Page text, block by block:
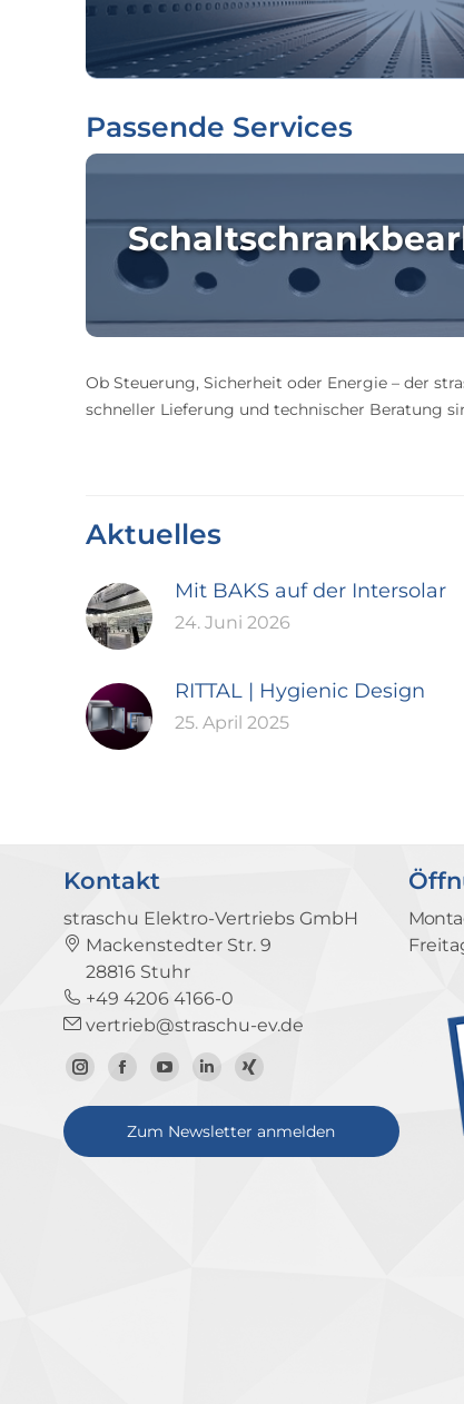
Passende Services
Ob Steuerung, Sicherheit oder Energie – der
schneller Lieferung und technischer Beratung
Aktuelles
Mit BAKS auf der Intersolar
24. Juni 2026
RITTAL | Hygienic Design
25. April 2025
Kontakt
straschu Elektro-Vertriebs GmbH
Mackenstedter Str. 9
28816 Stuhr
+49 4206 4166-0
vertrieb@straschu-ev.de
Zum
Instagram-
Zur
Facebook-
Seite
Zum
YouTube-
Kanal
Zum
LinkedIn-
Profil
Zum
Xing-
Profil
Zum Newsletter anmelden